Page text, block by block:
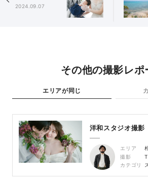
2024.09.07
その他の撮影レポ
エリアが同じ
洋和スタジオ撮影
エリア
撮影
カテゴリ